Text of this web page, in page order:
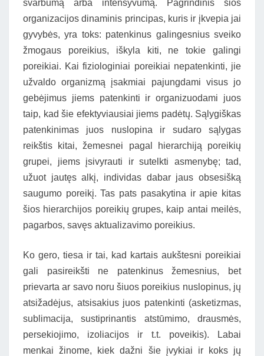
svarbumą arba intensyvumą. Pagrindinis šios
organizacijos dinaminis principas, kuris ir įkvepia jai
gyvybės, yra toks: patenkinus galingesnius sveiko
žmogaus poreikius, iškyla kiti, ne tokie galingi
poreikiai. Kai fiziologiniai poreikiai nepatenkinti, jie
užvaldo organizmą įsakmiai pajungdami visus jo
gebėjimus jiems patenkinti ir organizuodami juos
taip, kad šie efektyviausiai jiems padėtų. Sąlygiškas
patenkinimas juos nuslopina ir sudaro sąlygas
reikštis kitai, žemesnei pagal hierarchiją poreikių
grupei, jiems įsivyrauti ir sutelkti asmenybę; tad,
užuot jautęs alkį, individas dabar jaus obsesišką
saugumo poreikį. Tas pats pasakytina ir apie kitas
šios hierarchijos poreikių grupes, kaip antai meilės,
pagarbos, savęs aktualizavimo poreikius.
Ko gero, tiesa ir tai, kad kartais aukštesni poreikiai
gali pasireikšti ne patenkinus žemesnius, bet
prievarta ar savo noru šiuos poreikius nuslopinus, jų
atsižadėjus, atsisakius juos patenkinti (asketizmas,
sublimacija, sustiprinantis atstūmimo, drausmės,
persekiojimo, izoliacijos ir t.t. poveikis). Labai
menkai žinome, kiek dažni šie įvykiai ir koks jų